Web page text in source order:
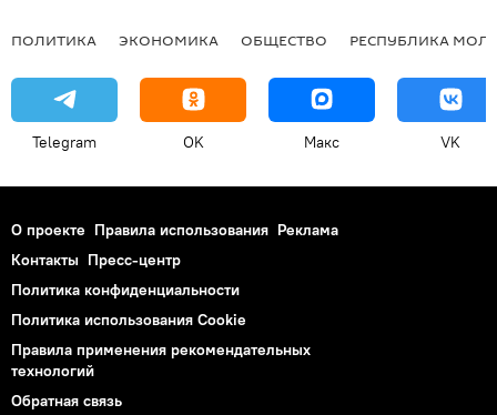
ПОЛИТИКА ЭКОНОМИКА ОБЩЕСТВО РЕСПУБЛИКА
Telegram OK Макс VK
О проекте Правила использования Реклама
Контакты Пресс-центр
Политика конфиденциальности
Политика использования Cookie
Правила применения рекомендательных
технологий
Обратная связь